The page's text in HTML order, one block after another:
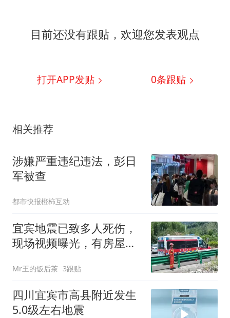
目前还没有跟贴，欢迎您发表观点
打开APP发贴 0条跟贴
相关推荐
涉嫌严重违纪违法，彭日
军被查
都市快报橙柿互动
宜宾地震已致多人死伤，
现场视频曝光，有房屋坍
Mr王的饭后茶 3跟贴
四川宜宾市高县附近发生
5.0级左右地震